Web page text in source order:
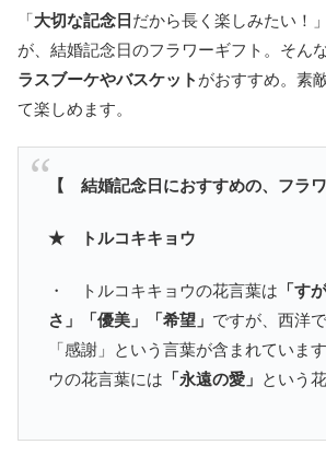
「大切な記念日 だから長く楽しみたい！
が、結婚記念日のフラワーギフト。そん
ラスブーケやバスケット がおすすめ。素
て楽しめます。
【 結婚記念日におすすめの、フラ
★ トルコキキョウ
・ トルコキキョウの花言葉は 「す
さ」「優美」「希望」 ですが、西洋
「感謝」という言葉が含まれていま
ウの花言葉には 「永遠の愛」 という